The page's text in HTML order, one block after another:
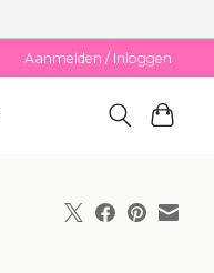
Aanmelden / Inloggen